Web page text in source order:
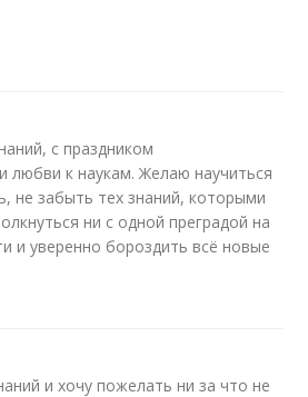
с праздником
любви к наукам. Желаю научиться
не забыть тех знаний, которыми
ни с одной преградой на
и уверенно бороздить всё новые
и хочу пожелать ни за что не